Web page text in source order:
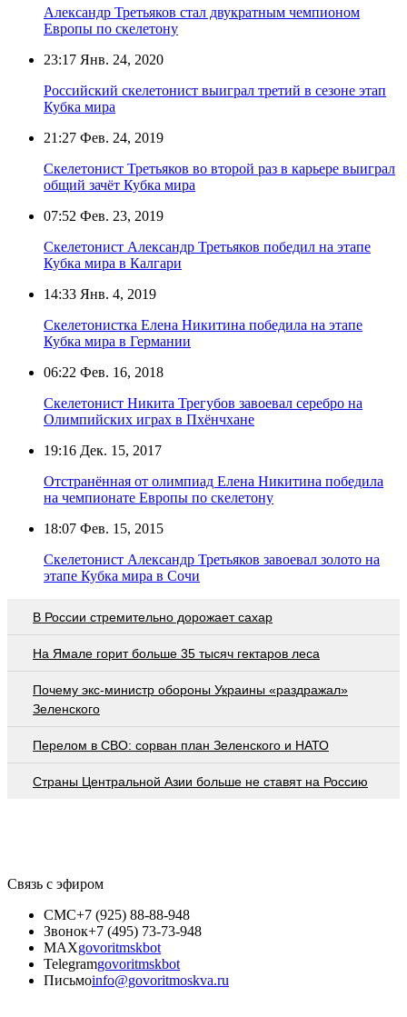
Александр Третьяков стал двукратным чемпионом
Европы по скелетону
23:17 Янв. 24, 2020
Российский скелетонист выиграл третий в сезоне этап
Кубка мира
21:27 Фев. 24, 2019
Скелетонист Третьяков во второй раз в карьере выиграл
общий зачёт Кубка мира
07:52 Фев. 23, 2019
Скелетонист Александр Третьяков победил на этапе
Кубка мира в Калгари
14:33 Янв. 4, 2019
Скелетонистка Елена Никитина победила на этапе
Кубка мира в Германии
06:22 Фев. 16, 2018
Скелетонист Никита Трегубов завоевал серебро на
Олимпийских играх в Пхёнчхане
19:16 Дек. 15, 2017
Отстранённая от олимпиад Елена Никитина победила
на чемпионате Европы по скелетону
18:07 Фев. 15, 2015
Скелетонист Александр Третьяков завоевал золото на
этапе Кубка мира в Сочи
В России стремительно дорожает сахар
На Ямале горит больше 35 тысяч гектаров леса
Почему экс-министр обороны Украины «раздражал»
Зеленского
Перелом в СВО: сорван план Зеленского и НАТО
Страны Центральной Азии больше не ставят на Россию
Связь с эфиром
СМС+7 (925) 88-88-948
Звонок+7 (495) 73-73-948
MAXgovoritmskbot
Telegramgovoritmskbot
Письмоinfo@govoritmoskva.ru